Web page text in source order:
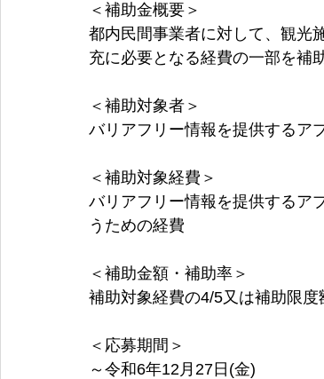
＜補助金概要＞
都内民間事業者に対して、観光
充に必要となる経費の一部を補
＜補助対象者＞
バリアフリー情報を提供するア
＜補助対象経費＞
バリアフリー情報を提供するア
うための経費
＜補助金額・補助率＞
補助対象経費の4/5又は補助限
＜応募期間＞
～令和6年12月27日(金)